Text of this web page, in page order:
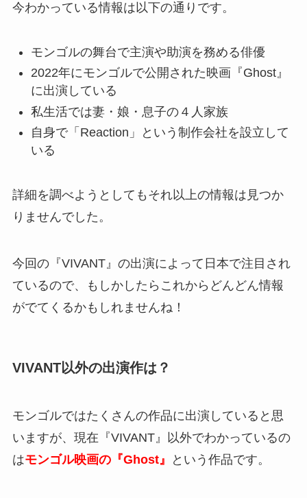
今わかっている情報は以下の通りです。
モンゴルの舞台で主演や助演を務める俳優
2022年にモンゴルで公開された映画『Ghost』
に出演している
私生活では妻・娘・息子の４人家族
自身で「Reaction」という制作会社を設立して
いる
詳細を調べようとしてもそれ以上の情報は見つか
りませんでした。
今回の『VIVANT』の出演によって日本で注目され
ているので、もしかしたらこれからどんどん情報
がでてくるかもしれませんね！
VIVANT以外の出演作は？
モンゴルではたくさんの作品に出演していると思
いますが、現在『VIVANT』以外でわかっているの
はモンゴル映画の『Ghost』 という作品です。